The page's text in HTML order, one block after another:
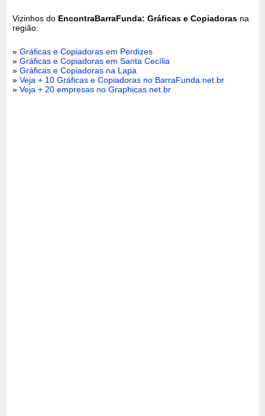
Vizinhos do EncontraBarraFunda: Gráficas e Copiadoras na
região:
»Gráficas e Copiadoras em Perdizes
»Gráficas e Copiadoras em Santa Cecília
»Gráficas e Copiadoras na Lapa
»Veja + 10 Gráficas e Copiadoras no BarraFunda.net.br
»Veja + 20 empresas no Graphicas.net.br